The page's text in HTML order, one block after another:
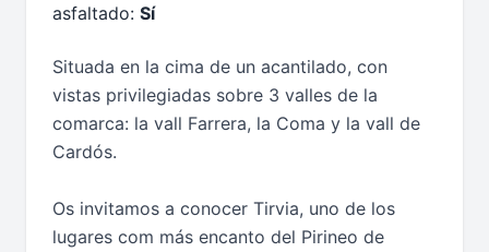
asfaltado: Sí
Situada en la cima de un acantilado, con
vistas privilegiadas sobre 3 valles de la
comarca: la vall Farrera, la Coma y la vall de
Cardós.
Os invitamos a conocer Tirvia, uno de los
lugares com más encanto del Pirineo de